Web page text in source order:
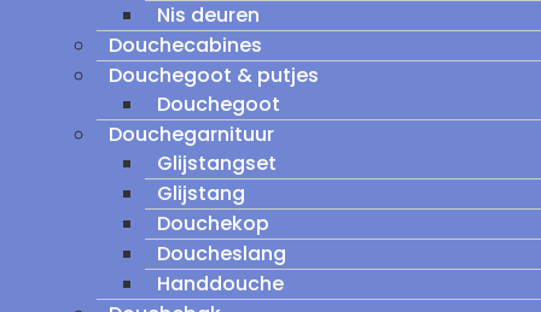
Nis deuren
Douchecabines
Douchegoot & putjes
Douchegoot
Douchegarnituur
Glijstangset
Glijstang
Douchekop
Doucheslang
Handdouche